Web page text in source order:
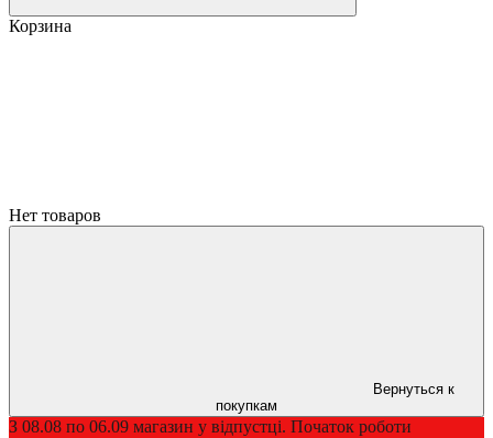
Корзина
Нет товаров
Вернуться к
покупкам
З 08.08 по 06.09 магазин у відпустці. Початок роботи